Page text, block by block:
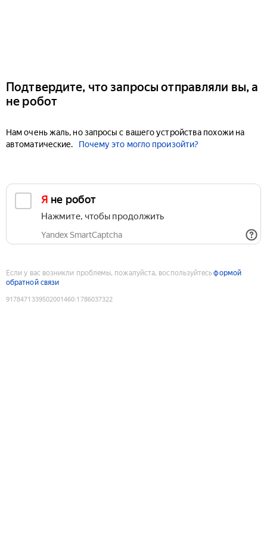
Подтвердите, что запросы отправляли вы, а
не робот
Нам очень жаль, но запросы с вашего устройства похожи на
автоматические.
Почему это могло произойти?
Я не робот
Нажмите, чтобы продолжить
Yandex SmartCaptcha
Если у вас возникли проблемы, пожалуйста, воспользуйтесьформой
обратной связи
9178471339502001460:1786037322